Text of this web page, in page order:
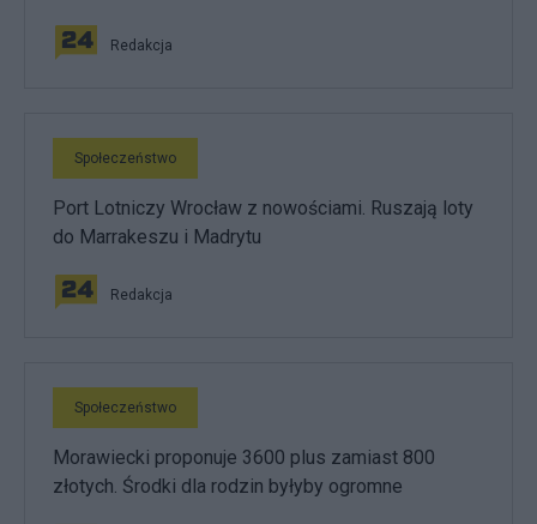
Redakcja
Społeczeństwo
Port Lotniczy Wrocław z nowościami. Ruszają loty
do Marrakeszu i Madrytu
Redakcja
Społeczeństwo
Morawiecki proponuje 3600 plus zamiast 800
złotych. Środki dla rodzin byłyby ogromne